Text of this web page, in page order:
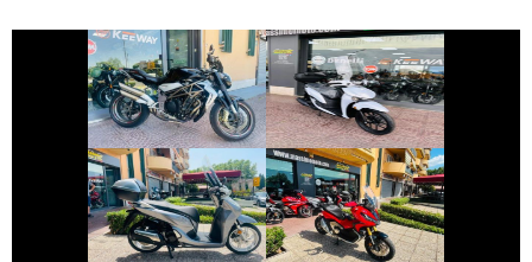
MV-AGUSTA
BRUTALE
SYM BWT
HONDA SH
€ 3.150 €
HONDA X-ADV
€ 8.690 €
€ 3.790 € € 2.490 €